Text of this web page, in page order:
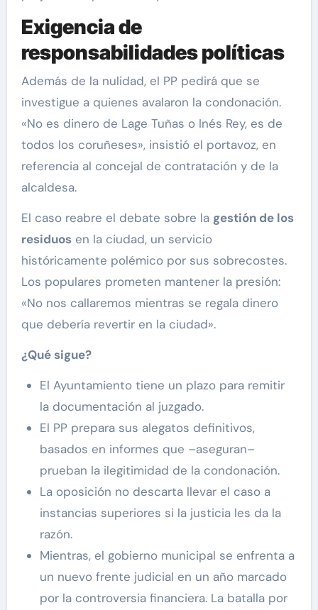
Exigencia de
responsabilidades políticas
Además de la nulidad, el PP pedirá que se
investigue a quienes avalaron la condonación.
«No es dinero de Lage Tuñas o Inés Rey, es de
todos los coruñeses», insistió el portavoz, en
referencia al concejal de contratación y de la
alcaldesa.
El caso reabre el debate sobre la gestión de los
residuosen la ciudad, un servicio
históricamente polémico por sus sobrecostes.
Los populares prometen mantener la presión:
«No nos callaremos mientras se regala dinero
que debería revertir en la ciudad».
¿Qué sigue?
El Ayuntamiento tiene un plazo para remitir
la documentación al juzgado.
El PP prepara sus alegatos definitivos,
basados en informes que –aseguran–
prueban la ilegitimidad de la condonación.
La oposición no descarta llevar el caso a
instancias superiores si la justicia les da la
razón.
Mientras, el gobierno municipal se enfrenta a
un nuevo frente judicial en un año marcado
por la controversia financiera. La batalla por